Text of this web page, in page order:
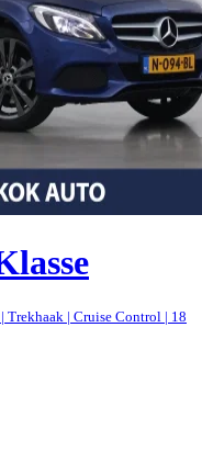
Trekhaak | Cruise Control | 18